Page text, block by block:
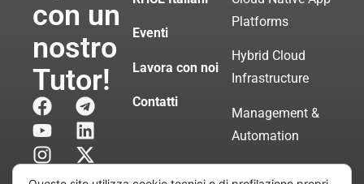
con un
nostro
Tutor!
Eventi
Lavora con noi
Contatti
Platforms
Hybrid Cloud
Infrastructure
Management &
Automation
Servizi di